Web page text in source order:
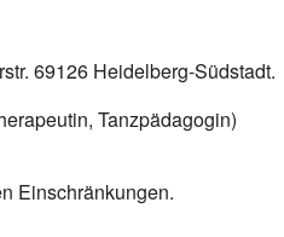
69126 Heidelberg-Südstadt.
Tanzpädagogin)
Einschränkungen.